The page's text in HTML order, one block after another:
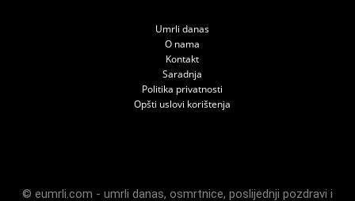
Umrli danas
O nama
Kontakt
Saradnja
Politika privatnosti
Opšti uslovi korištenja
© eumrli.com - umrli danas, osmrtnice, poslijednji pozdravi i